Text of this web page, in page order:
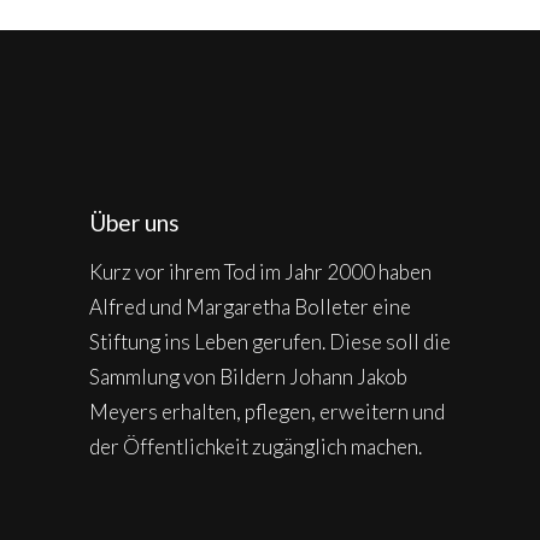
Über uns
Kurz vor ihrem Tod im Jahr 2000 haben
Alfred und Margaretha Bolleter eine
Stiftung ins Leben gerufen. Diese soll die
Sammlung von Bildern Johann Jakob
Meyers erhalten, pflegen, erweitern und
der Öffentlichkeit zugänglich machen.